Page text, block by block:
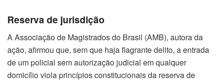
Reserva de jurisdição
A Associação de Magistrados do Brasil (AMB), autora da
ação, afirmou que, sem que haja flagrante delito, a entrada
de um policial sem autorização judicial em qualquer
domicílio viola princípios constitucionais da reserva de